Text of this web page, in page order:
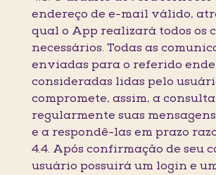
endereço de e-mail válido,
qual o App realizará todos os
necessários. Todas as
enviadas para o referido
consideradas lidas pelo
compromete, assim, a
regularmente suas
e a respondê-las em prazo
4.4. Após confirmação de seu
usuário possuirá um login e